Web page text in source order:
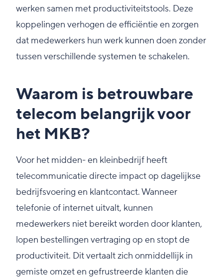
werken samen met productiviteitstools. Deze
koppelingen verhogen de efficiëntie en zorgen
dat medewerkers hun werk kunnen doen zonder
tussen verschillende systemen te schakelen.
Waarom is betrouwbare
telecom belangrijk voor
het MKB?
Voor het midden- en kleinbedrijf heeft
telecommunicatie directe impact op dagelijkse
bedrijfsvoering en klantcontact. Wanneer
telefonie of internet uitvalt, kunnen
medewerkers niet bereikt worden door klanten,
lopen bestellingen vertraging op en stopt de
productiviteit. Dit vertaalt zich onmiddellijk in
gemiste omzet en gefrustreerde klanten die